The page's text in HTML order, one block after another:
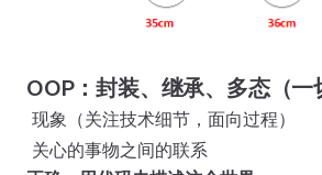
OOP：封装、继承、多态（一
​ 现象（关注技术细节，面向过程）
​ 关心的事物之间的联系